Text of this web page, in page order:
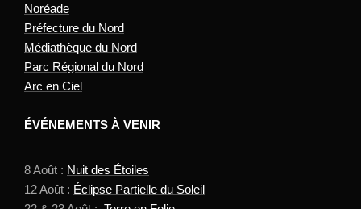
Noréade
Préfecture du Nord
Médiathèque du Nord
Parc Régional du Nord
Arc en Ciel
ÉVÉNEMENTS À VENIR
8 Août : Nuit des Étoiles
12 Août : Éclipse Partielle du Soleil